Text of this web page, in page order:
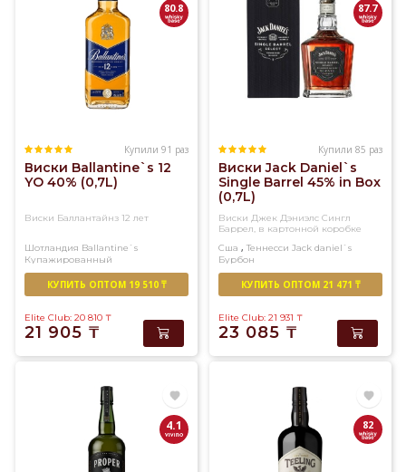
80.8
Купили 91 раз
Виски Ballantine`s 12
YO 40% (0,7L)
Виски Баллантайнз 12 лет
Шотландия Ballantine`s
Купажированный
КУПИТЬ ОПТОМ 19 510 ₸
Elite Club: 20 810 ₸
21 905 ₸
87.7
Купили 85 раз
Виски Jack Daniel`s
Single Barrel 45% in Box
(0,7L)
Виски Джек Дэниэлс Сингл
Баррел, в картонной коробке
Сша , Теннесси Jack daniel`s
Бурбон
КУПИТЬ ОПТОМ 21 471 ₸
Elite Club: 21 931 ₸
23 085 ₸
4.1 82